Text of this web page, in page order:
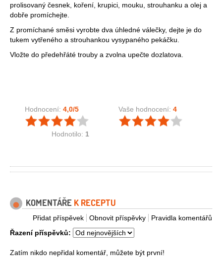
prolisovaný česnek, koření, krupici, mouku, strouhanku a olej a
dobře promíchejte.
Z promíchané směsi vyrobte dva úhledné válečky, dejte je do
tukem vytřeného a strouhankou vysypaného pekáčku.
Vložte do předehřáté trouby a zvolna upečte dozlatova.
Hodnocení: 4,0/5
Hodnotilo: 1
Vaše hodnocení: 4
KOMENTÁŘE K RECEPTU
Pravidla komentářů
Obnovit příspěvky
Přidat příspěvek
Řazení příspěvků:
Zatím nikdo nepřidal komentář, můžete být první!